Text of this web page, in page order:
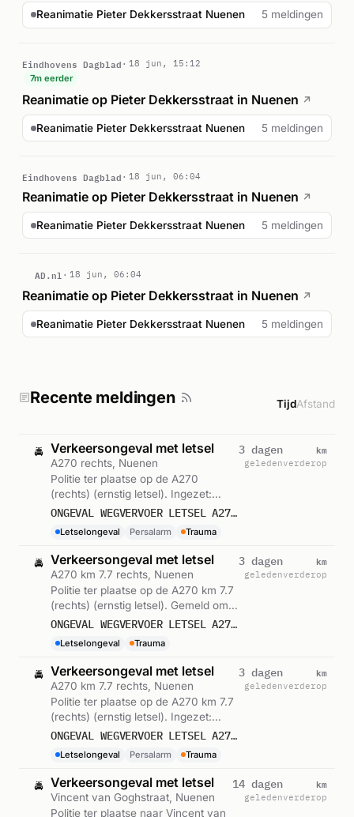
Reanimatie Pieter Dekkersstraat Nuenen 5 meldingen
Eindhovens Dagblad
18 jun, 15:12
7m eerder
Reanimatie op Pieter Dekkersstraat in Nuenen ↗
Reanimatie Pieter Dekkersstraat Nuenen 5 meldingen
Eindhovens Dagblad 18 jun, 06:04
Reanimatie op Pieter Dekkersstraat in Nuenen ↗
Reanimatie Pieter Dekkersstraat Nuenen 5 meldingen
AD.nl 18 jun, 06:04
Reanimatie op Pieter Dekkersstraat in Nuenen ↗
Reanimatie Pieter Dekkersstraat Nuenen 5 meldingen
Recente meldingen TijdAfstand
🚔 Verkeersongeval met letsel
A270 rechts, Nuenen
Politie ter plaatse op de A270
(rechts) (ernstig letsel). Ingezet:
Persalarm. Gemeld om 14:52.
ONGEVAL WEGVERVOER LETSEL A270 RE NUENEN
Letselongeval Persalarm Trauma
3 dagen
geleden
km
verderop
🚔 Verkeersongeval met letsel
A270 km 7.7 rechts, Nuenen
Politie ter plaatse op de A270 km 7.7
(rechts) (ernstig letsel). Gemeld om
14:52.
ONGEVAL WEGVERVOER LETSEL A270 RE 7,7 NUENEN
Letselongeval Trauma
3 dagen
geleden
km
verderop
🚔 Verkeersongeval met letsel
A270 km 7.7 rechts, Nuenen
Politie ter plaatse op de A270 km 7.7
(rechts) (ernstig letsel). Ingezet:
Persalarm. Gemeld om 14:49.
ONGEVAL WEGVERVOER LETSEL A270 RE 7,7 NUENEN
Letselongeval Persalarm Trauma
3 dagen
geleden
km
verderop
🚔 Verkeersongeval met letsel
Vincent van Goghstraat, Nuenen
Politie ter plaatse naar Vincent van
14 dagen
geleden
km
verderop